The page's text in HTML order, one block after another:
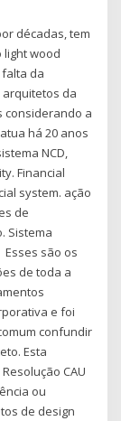
décadas, tem
wood
da
da
considerando a
há 20 anos
NCD,
Financial
system. ação
de
Sistema
são os
de toda a
e foi
confundir
Esta
CAU
ou
de design